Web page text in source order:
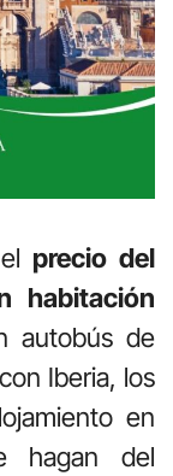
precio del
habitación
autobús de
Iberia, los
en
hagan del